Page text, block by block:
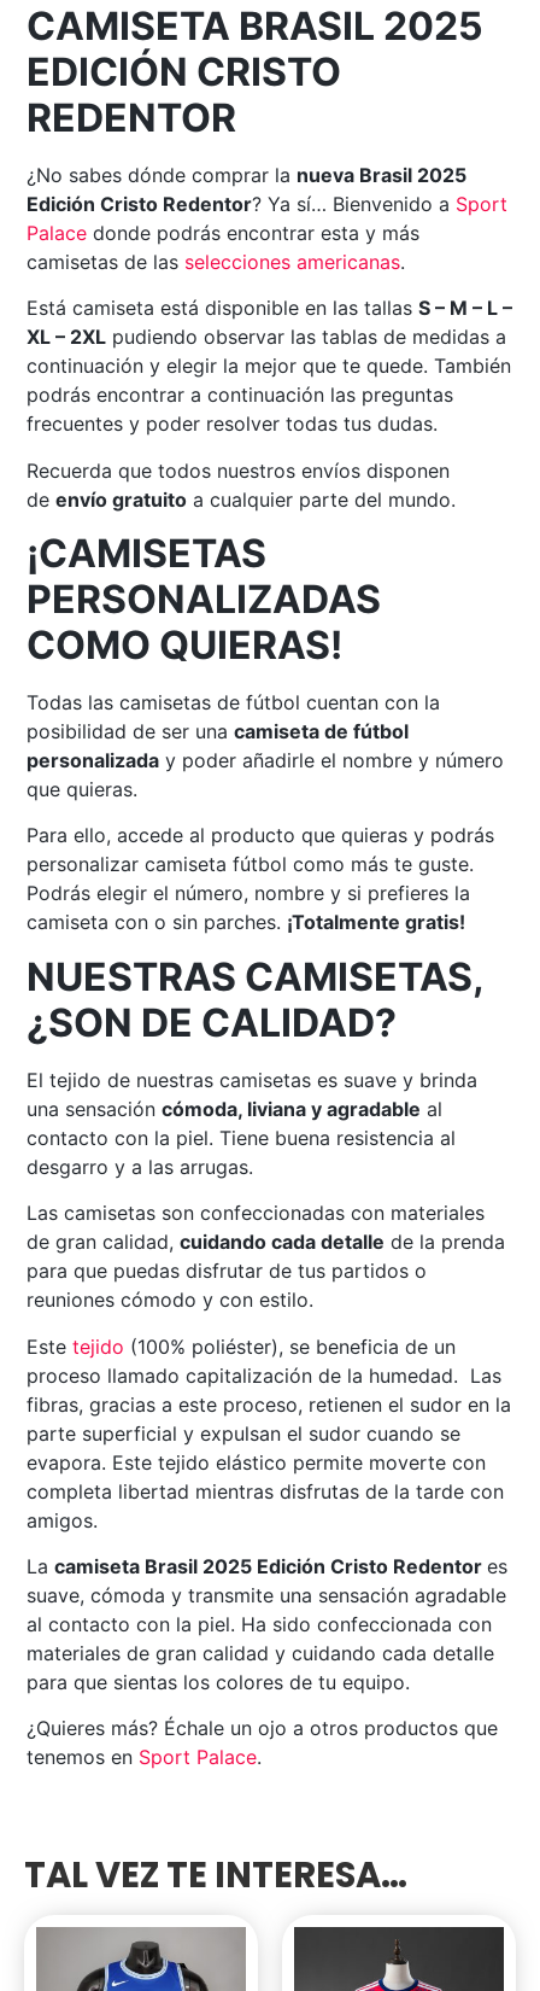
CAMISETA BRASIL 2025
EDICIÓN CRISTO
REDENTOR
¿No sabes dónde comprar la nueva Brasil 2025
Edición Cristo Redentor? Ya sí… Bienvenido a Sport
Palace donde podrás encontrar esta y más
camisetas de las selecciones americanas.
Está camiseta está disponible en las tallasS – M – L –
XL – 2XL pudiendo observar las tablas de medidas a
continuación y elegir la mejor que te quede. También
podrás encontrar a continuación las preguntas
frecuentes y poder resolver todas tus dudas.
Recuerda que todos nuestros envíos disponen
deenvío gratuito a cualquier parte del mundo.
¡CAMISETAS
PERSONALIZADAS
COMO QUIERAS!
Todas las camisetas de fútbol cuentan con la
posibilidad de ser unacamiseta de fútbol
personalizada y poder añadirle el nombre y número
que quieras.
Para ello, accede al producto que quieras y podrás
personalizar camiseta fútbol como más te guste.
Podrás elegir el número, nombre y si prefieres la
camiseta con o sin parches. ¡Totalmente gratis!
NUESTRAS CAMISETAS,
¿SON DE CALIDAD?
El tejido de nuestras camisetas es suave y brinda
una sensacióncómoda, liviana y agradable al
contacto con la piel. Tiene buena resistencia al
desgarro y a las arrugas.
Las camisetas son confeccionadas con materiales
de gran calidad,cuidando cada detalle de la prenda
para que puedas disfrutar de tus partidos o
reuniones cómodo y con estilo.
Estetejido (100% poliéster), se beneficia de un
proceso llamado capitalización de la humedad. Las
fibras, gracias a este proceso, retienen el sudor en la
parte superficial y expulsan el sudor cuando se
evapora. Este tejido elástico permite moverte con
completa libertad mientras disfrutas de la tarde con
amigos.
Lacamiseta Brasil 2025 Edición Cristo Redentor es
suave, cómoda y transmite una sensación agradable
al contacto con la piel. Ha sido confeccionada con
materiales de gran calidad y cuidando cada detalle
para que sientas los colores de tu equipo.
¿Quieres más? Échale un ojo a otros productos que
tenemos en Sport Palace.
TAL VEZ TE INTERESA…